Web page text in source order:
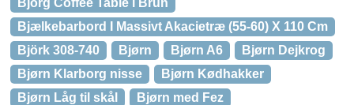
Bjorg Coffee Table i Brun
Bjælkebarbord I Massivt Akacietræ (55-60) X 110 Cm
Björk 308-740
Bjørn Bjørn A6
Bjørn Dejkrog
Bjørn Klarborg nisse
Bjørn Kødhakker
Bjørn Låg til skål
Bjørn med Fez